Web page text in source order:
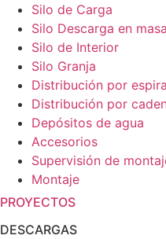
Silo de Carga
Silo Descarga en masa
Silo de Interior
Silo Granja
Distribución por
Distribución por
Depósitos de agua
Accesorios
Supervisión de
Montaje
PROYECTOS
DESCARGAS